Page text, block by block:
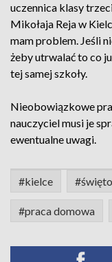
uczennica klasy
Mikołaja Reja w
mam problem. Jeśli
żeby utrwalać to co
tej samej szkoły.
Nieobowiązkowe
nauczyciel musi je
ewentualne uwagi.
#kielce
#praca domowa